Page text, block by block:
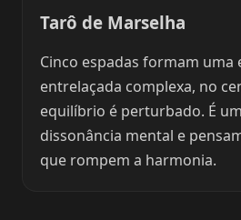
Tarô de Marselha
Cinco espadas formam uma
entrelaçada complexa, no
equilíbrio é perturbado. É
dissonância mental e
que rompem a harmonia.